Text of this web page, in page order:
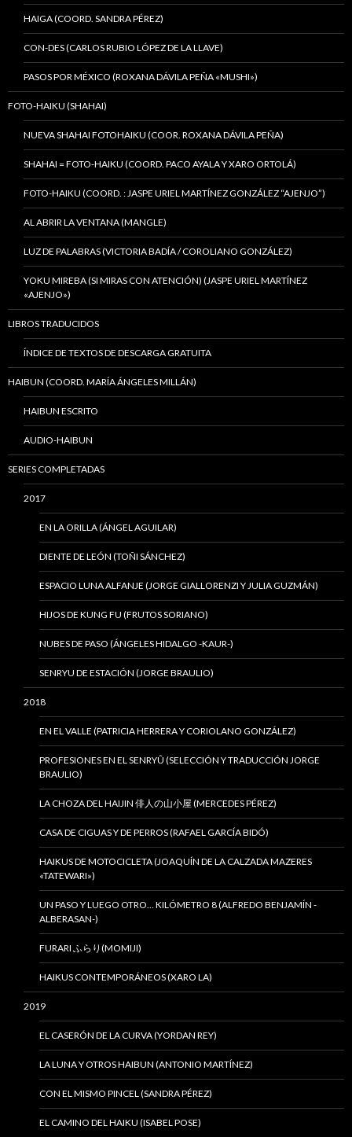
HAIGA (COORD. SANDRA PÉREZ)
CON-DES (CARLOS RUBIO LÓPEZ DE LA LLAVE)
PASOS POR MÉXICO (ROXANA DÁVILA PEÑA «MUSHI»)
FOTO-HAIKU (SHAHAI)
NUEVA SHAHAI FOTOHAIKU (COOR. ROXANA DÁVILA PEÑA)
SHAHAI = FOTO-HAIKU (COORD. PACO AYALA Y XARO ORTOLÁ)
FOTO-HAIKU (COORD. : JASPE URIEL MARTÍNEZ GONZÁLEZ “AJENJO”)
AL ABRIR LA VENTANA (MANGLE)
LUZ DE PALABRAS (VICTORIA BADÍA / COROLIANO GONZÁLEZ)
YOKU MIREBA (SI MIRAS CON ATENCIÓN) (JASPE URIEL MARTÍNEZ
«AJENJO»)
LIBROS TRADUCIDOS
ÍNDICE DE TEXTOS DE DESCARGA GRATUITA
HAIBUN (COORD. MARÍA ÁNGELES MILLÁN)
HAIBUN ESCRITO
AUDIO-HAIBUN
SERIES COMPLETADAS
2017
EN LA ORILLA (ÁNGEL AGUILAR)
DIENTE DE LEÓN (TOÑI SÁNCHEZ)
ESPACIO LUNA ALFANJE (JORGE GIALLORENZI Y JULIA GUZMÁN)
HIJOS DE KUNG FU (FRUTOS SORIANO)
NUBES DE PASO (ÁNGELES HIDALGO -KAUR-)
SENRYU DE ESTACIÓN (JORGE BRAULIO)
2018
EN EL VALLE (PATRICIA HERRERA Y CORIOLANO GONZÁLEZ)
PROFESIONES EN EL SENRYÛ (SELECCIÓN Y TRADUCCIÓN JORGE
BRAULIO)
LA CHOZA DEL HAIJIN 俳人の山小屋 (MERCEDES PÉREZ)
CASA DE CIGUAS Y DE PERROS (RAFAEL GARCÍA BIDÓ)
HAIKUS DE MOTOCICLETA (JOAQUÍN DE LA CALZADA MAZERES
«TATEWARI»)
UN PASO Y LUEGO OTRO… KILÓMETRO 8 (ALFREDO BENJAMÍN -
ALBERASAN-)
FURARI ふらり(MOMIJI)
HAIKUS CONTEMPORÁNEOS (XARO LA)
2019
EL CASERÓN DE LA CURVA (YORDAN REY)
LA LUNA Y OTROS HAIBUN (ANTONIO MARTÍNEZ)
CON EL MISMO PINCEL (SANDRA PÉREZ)
EL CAMINO DEL HAIKU (ISABEL POSE)